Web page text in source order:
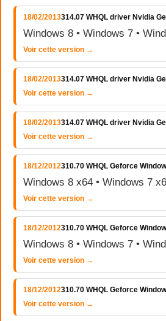
18/02/2013314.07 WHQL driver Nvidia
Windows 8 • Windows 7 •
Voir cette version →
18/02/2013314.07 WHQL driver Nvidia
Voir cette version →
18/02/2013314.07 WHQL driver Nvidia
Voir cette version →
18/12/2012310.70 WHQL Geforce
Windows 8 x64 • Windows 7
Voir cette version →
18/12/2012310.70 WHQL Geforce
Windows 8 • Windows 7 •
Voir cette version →
18/12/2012310.70 WHQL Geforce
Voir cette version →